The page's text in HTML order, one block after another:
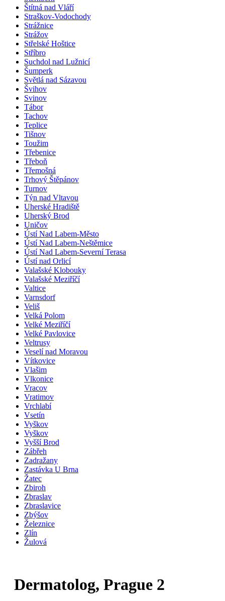
Štítná nad Vláří
Straškov-Vodochody
Strážnice
Strážov
Střelské Hoštice
Stříbro
Suchdol nad Lužnicí
Šumperk
Světlá nad Sázavou
Švihov
Svinov
Tábor
Tachov
Teplice
Tišnov
Toužim
Třebenice
Třeboň
Třemošná
Trhový Štěpánov
Turnov
Týn nad Vltavou
Uherské Hradiště
Uherský Brod
Uničov
Ústí Nad Labem-Město
Ústí Nad Labem-Neštěmice
Ústí Nad Labem-Severní Terasa
Ústí nad Orlicí
Valašské Klobouky
Valašské Meziříčí
Valtice
Varnsdorf
Veliš
Velká Polom
Velké Meziříčí
Velké Pavlovice
Veltrusy
Veselí nad Moravou
Vítkovice
Vlašim
Vlkonice
Vracov
Vratimov
Vrchlabí
Vsetín
Vyškov
Vyškov
Vyšší Brod
Zábřeh
Zadražany
Zastávka U Brna
Žatec
Zbiroh
Zbraslav
Zbraslavice
Zbýšov
Železnice
Zlín
Žulová
Dermatolog, Prague 2